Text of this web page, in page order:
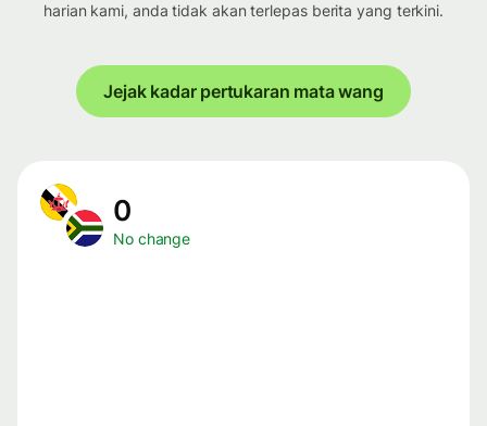
harian kami, anda tidak akan terlepas berita yang terkini.
Jejak kadar pertukaran mata wang
0
No change